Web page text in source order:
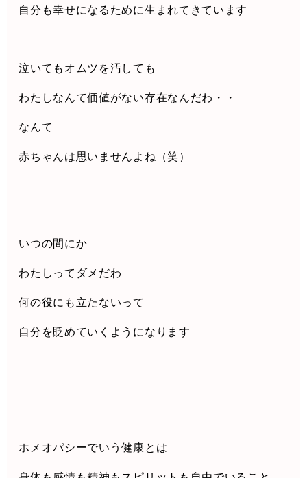
自分も幸せになるために生まれてきています
泣いてもオムツを汚しても
わたしなんて価値がない存在なんだわ・・
なんて
赤ちゃんは思いませんよね（笑）
いつの間にか
わたしってダメだわ
何の役にも立たないって
自分を貶めていくようになります
ホメオパシーでいう健康とは